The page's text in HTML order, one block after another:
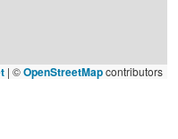
| ©OpenStreetMapcontributors